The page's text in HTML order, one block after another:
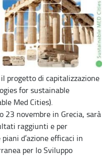
progetto di capitalizzazione
for sustainable
Med Cities).
23 novembre in Grecia, sarà
raggiunti e per
d’azione efficaci in
per lo Sviluppo